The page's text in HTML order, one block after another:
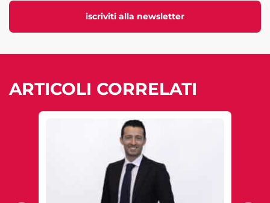
iscriviti alla newsletter
ARTICOLI CORRELATI